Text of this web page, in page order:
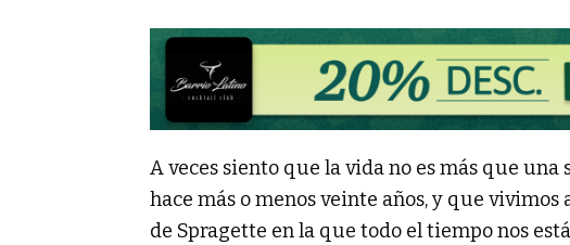
A veces siento que la vida no es más que
hace más o menos veinte años, y que
de Spragette en la que todo el tiempo nos